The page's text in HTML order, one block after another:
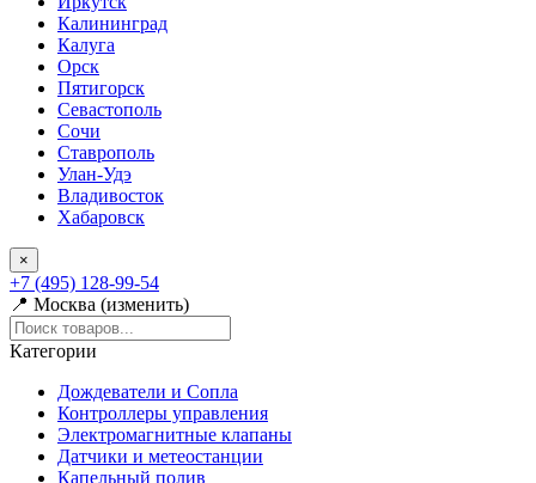
Калининград
Калуга
Орск
Пятигорск
Севастополь
Сочи
Ставрополь
Улан-Удэ
Владивосток
Хабаровск
×
+7 (495) 128-99-54
📍 Москва (изменить)
Категории
Дождеватели и Сопла
Контроллеры управления
Электромагнитные клапаны
Датчики и метеостанции
Капельный полив